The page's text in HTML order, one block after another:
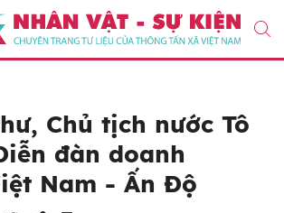
Chủ tịch nước Tô
đàn doanh
Nam - Ấn Độ